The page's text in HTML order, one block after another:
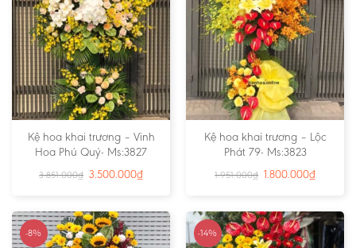
Kệ hoa khai trương – Vinh
Hoa Phú Quý- Ms:3827
3.851.000₫ 3.500.000₫
Kệ hoa khai trương – Lộc
Phát 79- Ms:3823
1.951.000₫ 1.800.000₫
-8% -14%